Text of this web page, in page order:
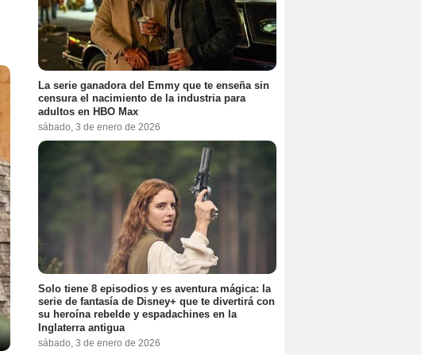
La serie ganadora del Emmy que te enseña sin
censura el nacimiento de la industria para
adultos en HBO Max
sábado, 3 de enero de 2026
Solo tiene 8 episodios y es aventura mágica: la
serie de fantasía de Disney+ que te divertirá con
su heroína rebelde y espadachines en la
Inglaterra antigua
sábado, 3 de enero de 2026